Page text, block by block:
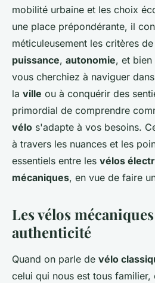
mobilité urbaine et les choix
une place prépondérante, il
méticuleusement les critères de
puissance, autonomie, et bien
vous cherchiez à naviguer
la ville ou à conquérir des
primordial de comprendre
vélo s'adapte à vos besoins.
à travers les nuances et les
essentiels entre les vélos
mécaniques, en vue de faire
Les vélos
authenticité
Quand on parle de vélo
celui qui nous est tous familier,